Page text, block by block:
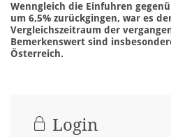
Wenngleich die Einfuhren
um 6,5% zurückgingen, war es
Vergleichszeitraum der
Bemerkenswert sind
Österreich.
Login